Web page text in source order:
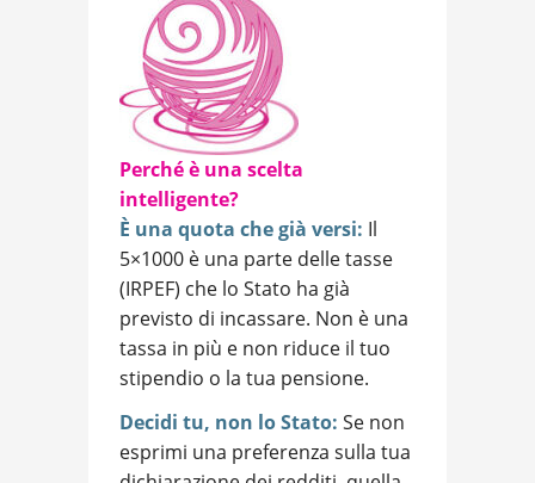
Perché è una scelta
intelligente?
È una quota che già versi: Il
5×1000 è una parte delle tasse
(IRPEF) che lo Stato ha già
previsto di incassare. Non è una
tassa in più e non riduce il tuo
stipendio o la tua pensione.
Decidi tu, non lo Stato: Se non
esprimi una preferenza sulla tua